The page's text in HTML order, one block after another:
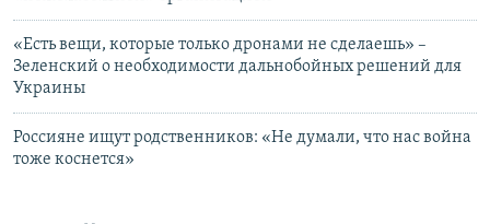
«Есть вещи, которые только дронами не сделаешь» –
Зеленский о необходимости дальнобойных решений для
Украины
Россияне ищут родственников: «Не думали, что нас война
тоже коснется»